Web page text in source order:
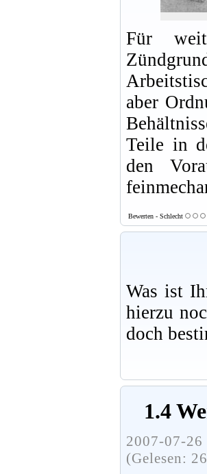
Für
aber
Teile in
den
Bewerten - Schlecht
Was ist
hierzu
doch
1.4
2007-07-
(Gelesen: